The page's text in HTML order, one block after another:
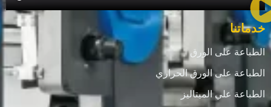
خدماتنا
الطباعة على الورق
الطباعة على الورق الحراري
الطباعة علي الميتاليز